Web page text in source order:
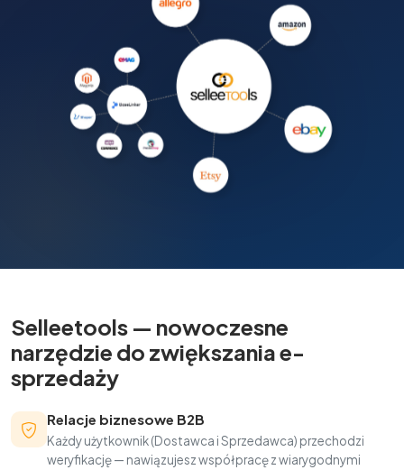
Selleetools — nowoczesne
narzędzie do zwiększania e-
sprzedaży
Relacje biznesowe B2B
Każdy użytkownik (Dostawca i Sprzedawca) przechodzi
weryfikację — nawiązujesz współpracę z wiarygodnymi